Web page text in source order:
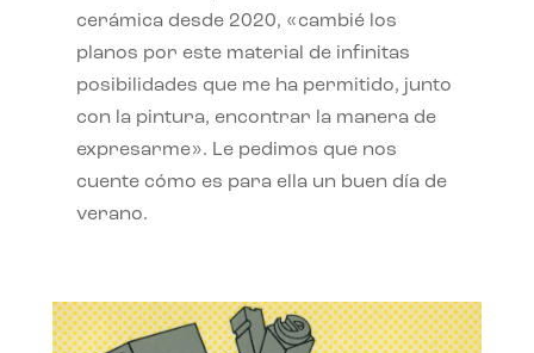
cerámica desde 2020, «cambié los
planos por este material de infinitas
posibilidades que me ha permitido, junto
con la pintura, encontrar la manera de
expresarme». Le pedimos que nos
cuente cómo es para ella un buen día de
verano.